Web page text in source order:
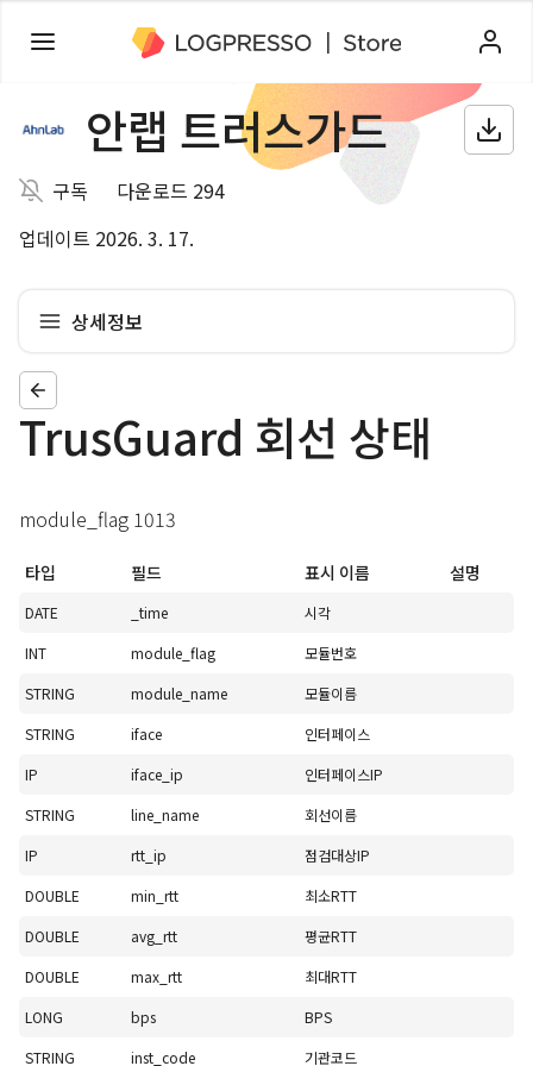
안랩 트러스가드
구독
다운로드 294
업데이트 2026. 3. 17.
상세정보
TrusGuard 회선 상태
module_flag 1013
타입 필드 표시 이름 설명
DATE _time
시각
INT
module_flag
모듈번호
STRING
module_name
모듈이름
STRING
iface
인터페이스
IP
iface_ip
인터페이스IP
STRING
line_name
회선이름
IP
rtt_ip
점검대상IP
DOUBLE
min_rtt
최소RTT
DOUBLE
avg_rtt
평균RTT
DOUBLE
max_rtt
최대RTT
LONG
bps
BPS
STRING
inst_code 기관코드